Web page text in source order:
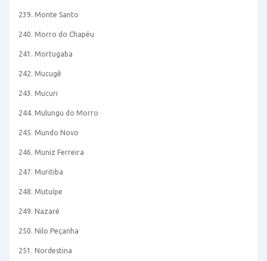
239. Monte Santo
240. Morro do Chapéu
241. Mortugaba
242. Mucugê
243. Mucuri
244. Mulungu do Morro
245. Mundo Novo
246. Muniz Ferreira
247. Muritiba
248. Mutuípe
249. Nazaré
250. Nilo Peçanha
251. Nordestina